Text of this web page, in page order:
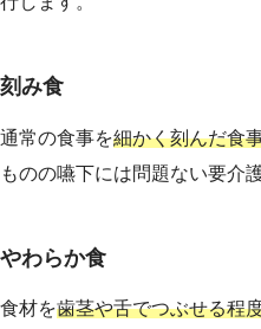
刻み食
通常の食事を細かく刻んだ食
ものの嚥下には問題ない要介
やわらか食
食材を歯茎や舌でつぶせる程